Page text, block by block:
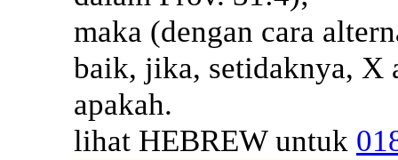
maka (dengan cara
baik, jika, setidaknya, X
apakah.
lihat HEBREW untuk